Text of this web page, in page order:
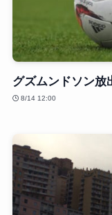
グズムンドソン放
8/14 12:00